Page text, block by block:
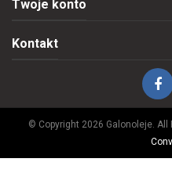
Twoje konto
Kontakt
© Copyright 2026 Galonoleje.